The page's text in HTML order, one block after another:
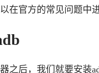
在官方的常见问题中
之后，我们就要安装